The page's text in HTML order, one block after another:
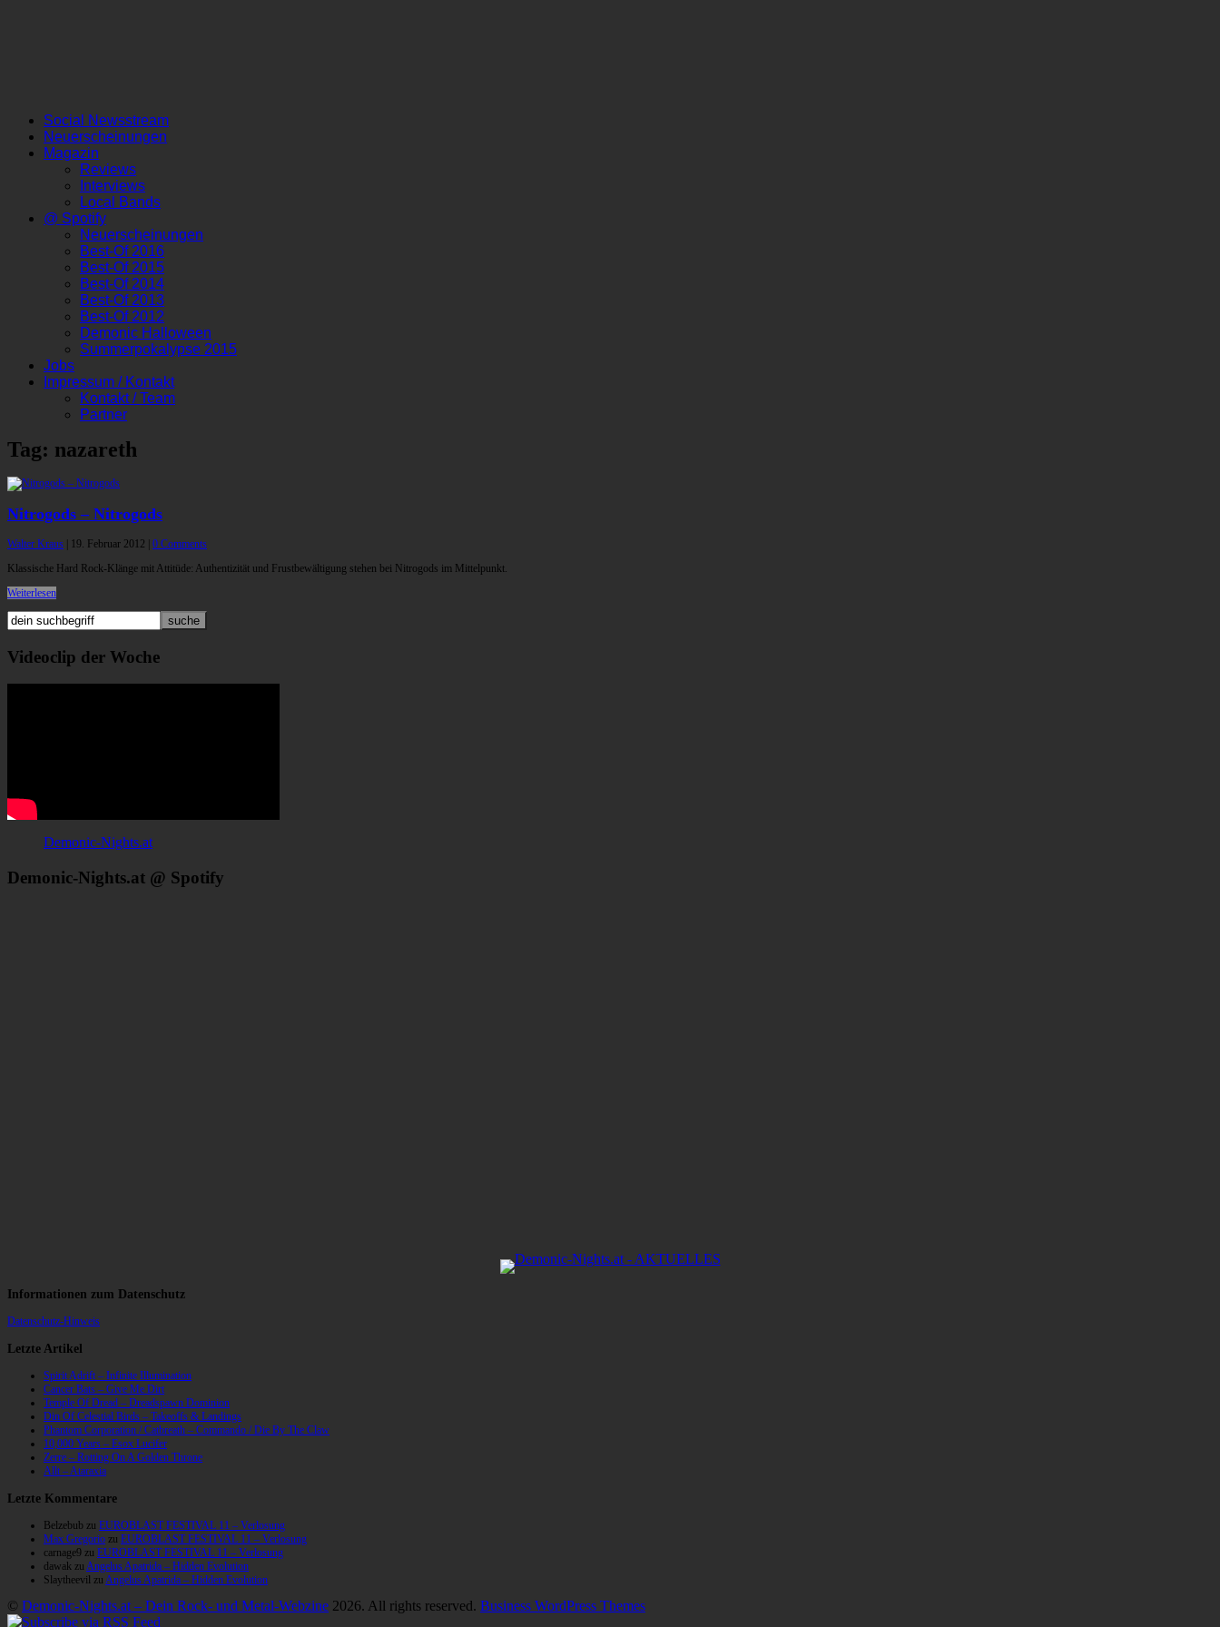
Social Newsstream
Neuerscheinungen
Magazin
Reviews
Interviews
Local Bands
@ Spotify
Neuerscheinungen
Best-Of 2016
Best-Of 2015
Best-Of 2014
Best-Of 2013
Best-Of 2012
Demonic Halloween
Summerpokalypse 2015
Jobs
Impressum / Kontakt
Kontakt / Team
Partner
Tag: nazareth
Nitrogods – Nitrogods
Walter Kraus 19. Februar 2012
0 Comments
Klassische Hard Rock-Klänge mit Attitüde: Authentizität und Frustbewältigung stehen bei Nitrogods im Mittelpunkt.
Weiterlesen
Videoclip der Woche
Demonic-Nights.at
Demonic-Nights.at @ Spotify
Informationen zum Datenschutz
Datenschutz-Hinweis
Letzte Artikel
Spirit Adrift – Infinite Illumination
Cancer Bats – Give Me Dirt
Temple Of Dread – Dreadspawn Dominion
Din Of Celestial Birds – Takeoffs & Landings
Phantom Corporation / Catbreath – Commando / Die By The Claw
10,000 Years – Esox Lucifer
Zerre – Rotting On A Golden Throne
Allt – Ataraxia
Letzte Kommentare
Belzebub zu EUROBLAST FESTIVAL 11 – Verlosung
Max Gregorio zu EUROBLAST FESTIVAL 11 – Verlosung
carnage9 zu EUROBLAST FESTIVAL 11 – Verlosung
dawak zu Angelus Apatrida – Hidden Evolution
Slaytheevil zu Angelus Apatrida – Hidden Evolution
© Demonic-Nights.at – Dein Rock- und Metal-Webzine 2026. All rights reserved. Business WordPress Themes